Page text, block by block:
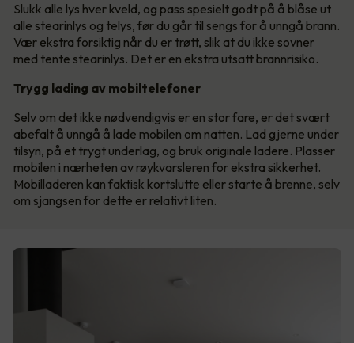
Slukk alle lys hver kveld, og pass spesielt godt på å blåse ut
alle stearinlys og telys, før du går til sengs for å unngå brann.
Vær ekstra forsiktig når du er trøtt, slik at du ikke sovner
med tente stearinlys. Det er en ekstra utsatt brannrisiko.
Trygg lading av mobiltelefoner
Selv om det ikke nødvendigvis er en stor fare, er det svært
abefalt å unngå å lade mobilen om natten. Lad gjerne under
tilsyn, på et trygt underlag, og bruk originale ladere. Plasser
mobilen i nærheten av røykvarsleren for ekstra sikkerhet.
Mobilladeren kan faktisk kortslutte eller starte å brenne, selv
om sjangsen for dette er relativt liten.